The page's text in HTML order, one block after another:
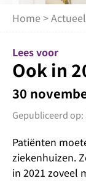
Home >Actueel
Lees voor
Ook in
30
Gepubliceerd
Patiënten
ziekenhuizen.
in 2021 zoveel